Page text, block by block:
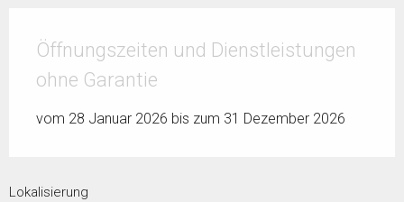
Öffnungszeiten und Dienstleistungen
ohne Garantie
vom 28 Januar 2026 bis zum 31 Dezember 2026
Lokalisierung